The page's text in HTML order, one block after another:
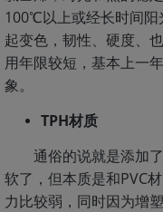
100℃以上或经长时间阳
起变色，韧性、硬度、
用年限较短，基本上一
象。
TPH材质
通俗的说就是添加
软了，但本质是和PVC
力比较弱，同时因为增